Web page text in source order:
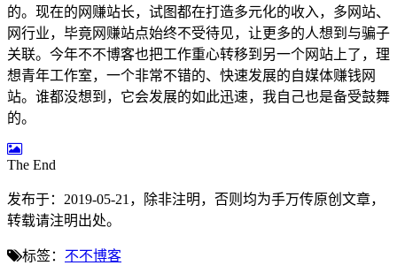
的。现在的网赚站长，试图都在打造多元化的收入，多网站、
网行业，毕竟网赚站点始终不受待见，让更多的人想到与骗子
关联。今年不不博客也把工作重心转移到另一个网站上了，理
想青年工作室，一个非常不错的、快速发展的自媒体赚钱网
站。谁都没想到，它会发展的如此迅速，我自己也是备受鼓舞
的。
The End
发布于：2019-05-21，除非注明，否则均为手万传原创文章，
转载请注明出处。
标签： 不不博客